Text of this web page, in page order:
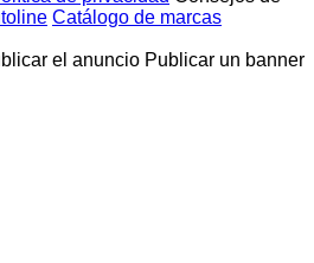
Catálogo de marcas
el anuncio Publicar un banner